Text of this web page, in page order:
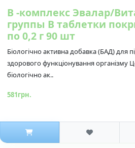
В -комплекс Эвалар/
группы В таблетки
по 0,2 г 90 шт
Біологічно активна добавка (БАД) для
здорового функціонування організму
біологічно ак..
581грн.